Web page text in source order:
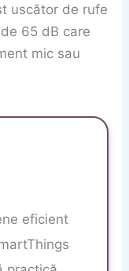
uscător de rufe
65 dB care
mic sau
eficient